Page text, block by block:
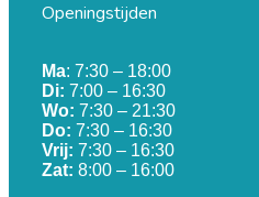
Openingstijden
Ma: 7:30 – 18:00
Di: 7:00 – 16:30
Wo: 7:30 – 21:30
Do: 7:30 – 16:30
Vrij: 7:30 – 16:30
Zat: 8:00 – 16:00